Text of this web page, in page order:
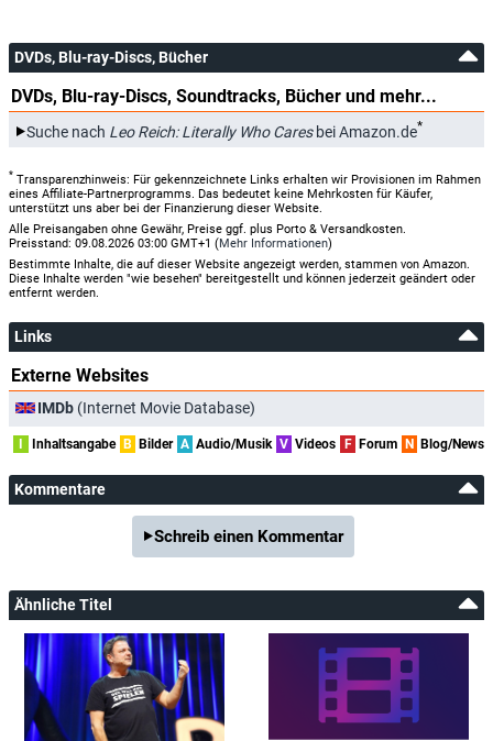
DVDs, Blu-ray-Discs, Bücher
DVDs, Blu-ray-Discs, Soundtracks, Bücher und mehr...
Suche nach Leo Reich: Literally Who Caresbei Amazon.de*
* Transparenzhinweis: Für gekennzeichnete Links erhalten wir Provisionen im Rahmen
eines Affiliate-Partnerprogramms. Das bedeutet keine Mehrkosten für Käufer,
unterstützt uns aber bei der Finanzierung dieser Website.
Alle Preisangaben ohne Gewähr, Preise ggf. plus Porto & Versandkosten.
Preisstand: 09.08.2026 03:00 GMT+1 (Mehr Informationen)
Bestimmte Inhalte, die auf dieser Website angezeigt werden, stammen von Amazon.
Diese Inhalte werden "wie besehen" bereitgestellt und können jederzeit geändert oder
entfernt werden.
Links
Externe Websites
IMDb (Internet Movie Database)
I Inhaltsangabe B Bilder A Audio/Musik V Videos F Forum N Blog/News
Kommentare
Schreib einen Kommentar
Ähnliche Titel